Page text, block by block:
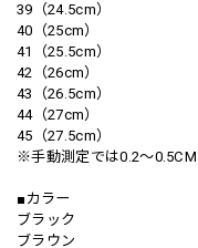
39（24.5cm）
40（25cm）
41（25.5cm）
42（26cm）
43（26.5cm）
44（27cm）
45（27.5cm）
※手動測定では0.2〜0.5CM
■カラー
ブラック
ブラウン